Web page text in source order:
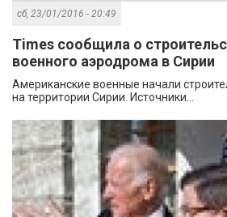
сб, 23/01/2016 - 20:49
Times сообщила о
военного аэродрома в Сирии
Американские военные начали
на территории Сирии. Источники...